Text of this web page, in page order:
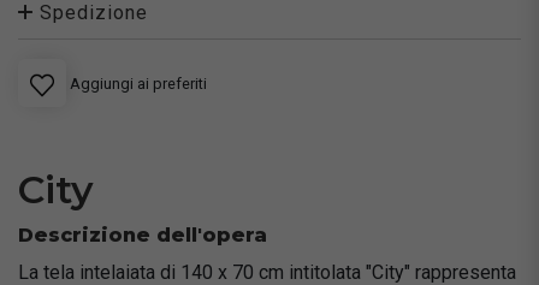
Spedizione
Aggiungi ai preferiti
City
Descrizione dell'opera
La tela intelaiata di 140 x 70 cm intitolata "City" rappresenta